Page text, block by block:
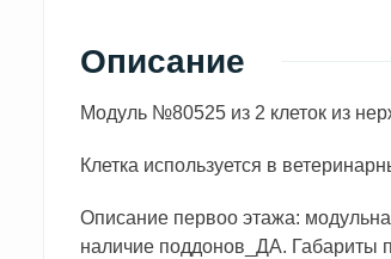
Описание
Модуль №80525 из 2 клеток из
Клетка используется в
Описание первоо этажа:
наличие поддонов_ДА. Габариты